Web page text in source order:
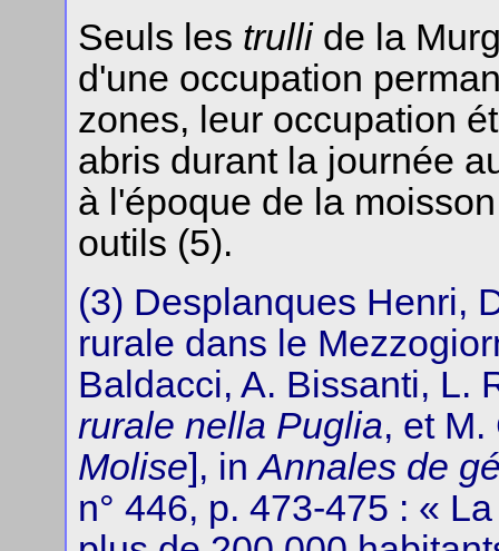
Seuls les trullide la
d'une occupation
zones, leur occupation
abris durant la journée
à l'époque de la
outils (5).
(3) Desplanques Henri,
rurale dans le
Baldacci, A. Bissanti, L.
rurale nella Puglia, et
Molise], inAnnales de
n° 446, p. 473-475 : «